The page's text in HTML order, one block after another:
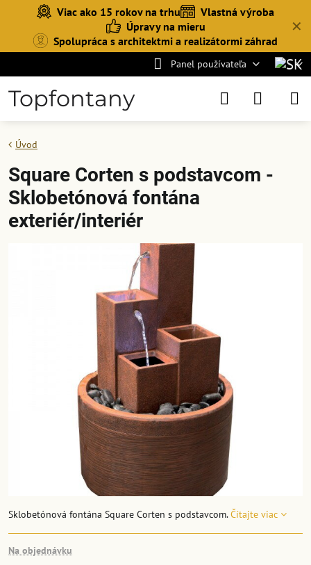
✕
Viac ako 15 rokov na trhu
Vlastná výroba
Úpravy na mieru
Spolupráca s architektmi a realizátormi záhrad
Panel používateľa
Topfontany
Úvod
Square Corten s podstavcom -
Sklobetónová fontána
exteriér/interiér
Sklobetónová fontána Square Corten s podstavcom.Čítajte viac
Na objednávku